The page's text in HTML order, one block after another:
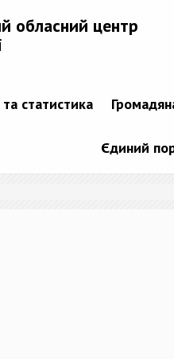
обласний центр
статистика
Єдиний